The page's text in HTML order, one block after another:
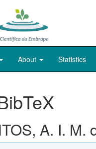
About Statistics
A. I. M.